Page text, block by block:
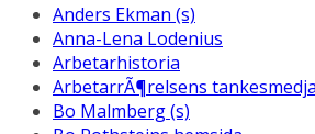
Anders Ekman (s)
Anna-Lena Lodenius
Arbetarhistoria
ArbetarrÃ¶relsens tankesmedja
Bo Malmberg (s)